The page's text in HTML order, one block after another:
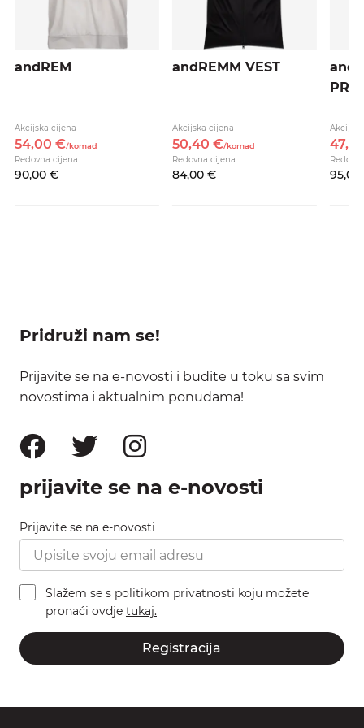
andREM
Akcijska cijena
54,00 €/komad
Redovna cijena
90,00 €
andREMM VEST
Akcijska cijena
50,40 €/komad
Redovna cijena
84,00 €
47,
95,00
Pridruži nam se!
Prijavite se na e-novosti i budite u toku sa svim
novostima i aktualnim ponudama!
prijavite se na e-novosti
Prijavite se na e-novosti
Slažem se s politikom privatnosti koju možete
pronaći ovdje tukaj.
Registracija